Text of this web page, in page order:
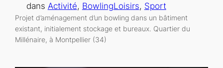
dans Activité, BowlingLoisirs, Sport
Projet d’aménagement d’un bowling dans un bâtiment
existant, initialement stockage et bureaux. Quartier du
Millénaire, à Montpellier (34)